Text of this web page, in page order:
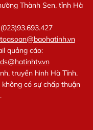
Thành Sen, tỉnh Hà
toasoan@baohatinh.vn
quảng cáo:
truyền hình Hà Tĩnh.
có sự chấp thuận